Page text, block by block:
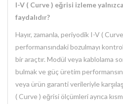
I-V ( Curve ) eğrisi izleme
faydalıdır?
Hayır, zamanla, periyodik I-V (
performansındaki bozulmayı
bir araçtır. Modül veya kablolama
bulmak ve güç üretim
veya ürün garanti verileriyle
( Curve ) eğrisi ölçümleri ayrıca